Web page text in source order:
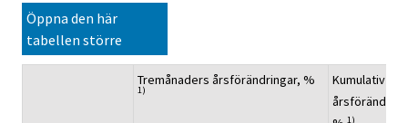
Öppna den här
tabellen större
Tremånaders årsförändringar, %
1)
Kumulativ
1)